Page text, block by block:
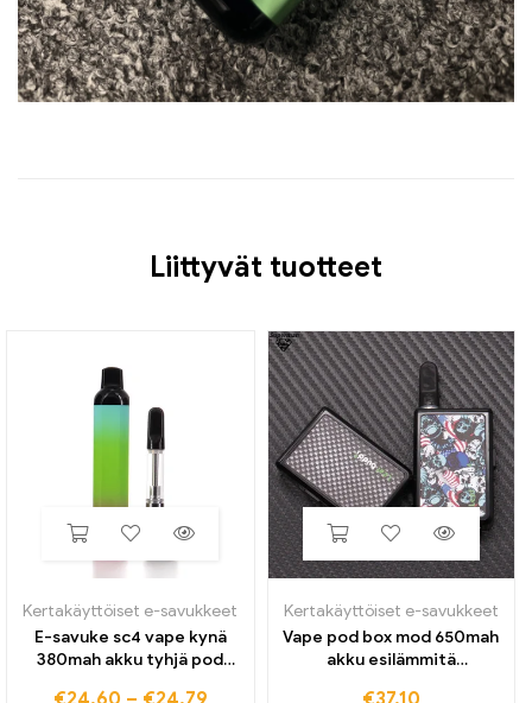
Liittyvät tuotteet
Kertakäyttöiset e-savukkeet
E-savuke sc4 vape kynä
380mah akku tyhjä pod
Kertakäyttöiset e-savukkeet
Vape pod box mod 650mah
akku esilämmitä